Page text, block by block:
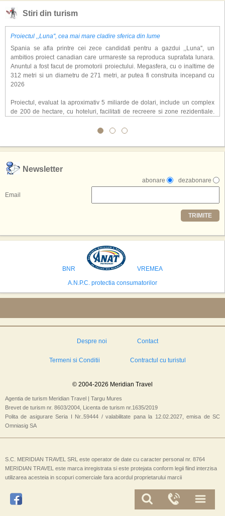
Stiri din turism
Proiectul ,,Luna'', cea mai mare cladire sferica din lume
Spania se afla printre cei zece candidati pentru a gazdui ,,Luna'', un
ambitios proiect canadian care urmareste sa reproduca suprafata lunara.
Anuntul a fost facut de promotorii proiectului. Megasfera, cu o inaltime de
312 metri si un diametru de 271 metri, ar putea fi construita incepand cu
2026
Proiectul, evaluat la aproximativ 5 miliarde de dolari, include un complex
de 200 de hectare, cu hoteluri, facilitati de recreere si zone rezidentiale.
atragerea a pana la 10 milioane de turisti anual. �Luna� ar putea deveni
exclusiv simularea suprafetei lunare.
,,Credem ca exista sanse mari sa anuntam nu doar o locatie, ci poate mai
multe'', a declarat Michael R. Henderson, cofondator al Moon World
Resorts, citat de Gulf News. Potrivit acestuia, 2026 ar putea deveni un an
decisiv pentru reali zarea proiectului.
Printre celelalte tari care concureaza pentru a gazdui aceasta constructie
se numara Australia, Brazilia, China, Egipt, India, Polonia, Thailanda,
avea cele mai mari sanse de a castiga licitatia. Totusi, Spania, care se
preconizeaza ca va deveni a doua cea mai vizitata tara din lume in 2025,
isi bazeaza oferta pe infrastructura turistica solida si capacitatea hoteliera."
Newsletter
dezabonare
abonare
Email
TRIMITE
BNR
VREMEA
A.N.P.C. protectia consumatorilor
Despre noi Contact
Termeni si Conditii Contractul cu turistul
© 2004-2026 Meridian Travel
Agentia de turism Meridian Travel | Targu Mures
Brevet de turism nr. 8603/2004, Licenta de turism nr.1635/2019
Polita de asigurare Seria I Nr..59444 / valabilitate pana la 12.02.2027, emisa de SC
Omniasig SA
S.C. MERIDIAN TRAVEL SRL este operator de date cu caracter personal nr. 8764
MERIDIAN TRAVEL este marca inregistrata si este protejata conform legii fiind interzisa
utilizarea acesteia in scopuri comerciale fara acordul proprietarului marcii